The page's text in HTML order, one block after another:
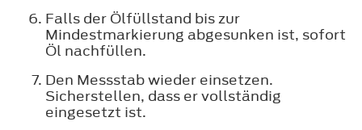
Falls der Ölfüllstand bis zur
Mindestmarkierung abgesunken ist, sofort
Öl nachfüllen.
Den Messstab wieder einsetzen.
Sicherstellen, dass er vollständig
eingesetzt ist.